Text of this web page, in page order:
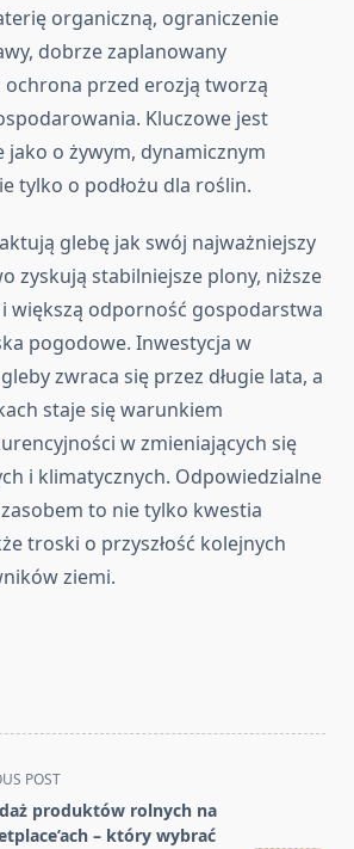
organiczną, ograniczenie
dobrze zaplanowany
ochrona przed erozją tworzą
Kluczowe jest
jako o żywym, dynamicznym
tylko o podłożu dla roślin.
glebę jak swój najważniejszy
zyskują stabilniejsze plony, niższe
większą odporność gospodarstwa
pogodowe. Inwestycja w
zwraca się przez długie lata, a
staje się warunkiem
w zmieniających się
i klimatycznych. Odpowiedzialne
to nie tylko kwestia
troski o przyszłość kolejnych
ziemi.
POST
produktów rolnych na
– który wybrać